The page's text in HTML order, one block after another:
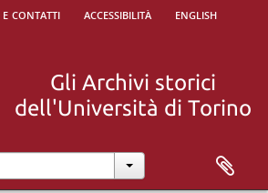
contatti accessibilità
english